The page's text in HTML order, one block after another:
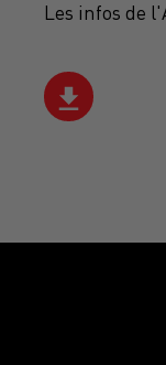
Les infos de